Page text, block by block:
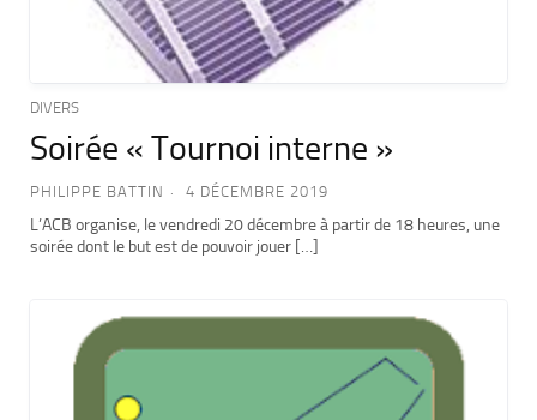
DIVERS
Soirée « Tournoi interne »
PHILIPPE BATTIN 4 DÉCEMBRE 2019
L’ACB organise, le vendredi 20 décembre à partir de 18 heures, une
soirée dont le but est de pouvoir jouer […]